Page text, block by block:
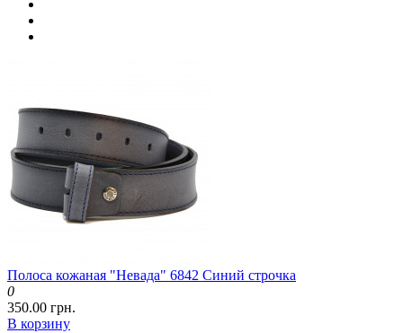
Полоса кожаная "Невада" 6842 Синий строчка
0
350.00 грн.
В корзину